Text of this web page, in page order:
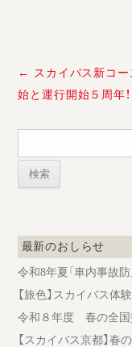
投
稿
ナ
シ
ョ
←
スカイバス新コー
始と運行開始５周年！
検
最新のおしらせ
令和8年夏「車内事故
【旅色】スカイバス体
令和８年度 春の全国
【スカイバス京都】春